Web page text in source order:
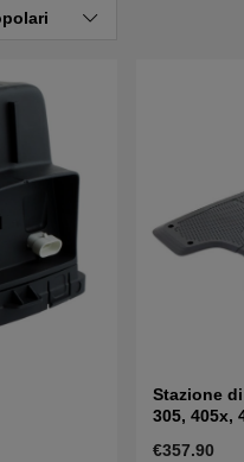
Stazione
305, 405x,
€357.90